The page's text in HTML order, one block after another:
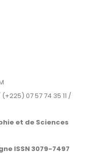
07 57 74 35 11 /
et de Sciences
ISSN 3079-7497